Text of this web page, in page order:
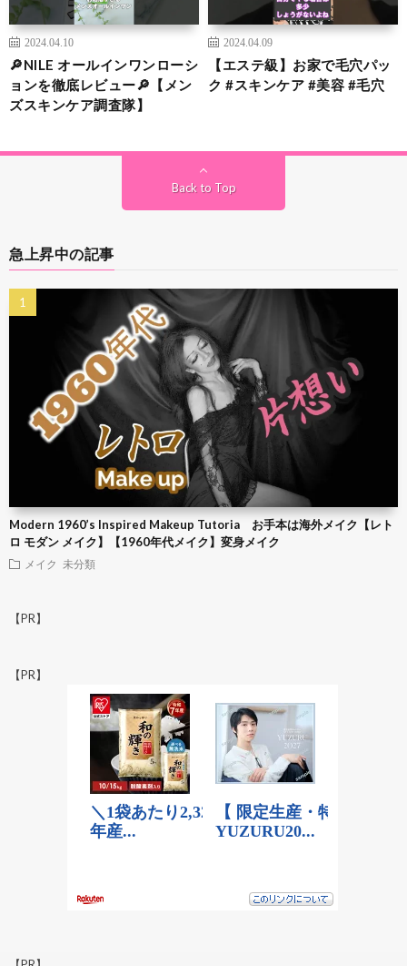
2024.04.10
🔎NILE オールインワンローシ
ョンを徹底レビュー🔎【メン
ズスキンケア調査隊】
2024.04.09
【エステ級】お家で毛穴パッ
ク #スキンケア #美容 #毛穴
Back to Top
急上昇中の記事
Modern 1960’s Inspired Makeup Tutoria お手本は海外メイク【レト
ロ モダン メイク】【1960年代メイク】変身メイク
メイク 未分類
【PR】
【PR】